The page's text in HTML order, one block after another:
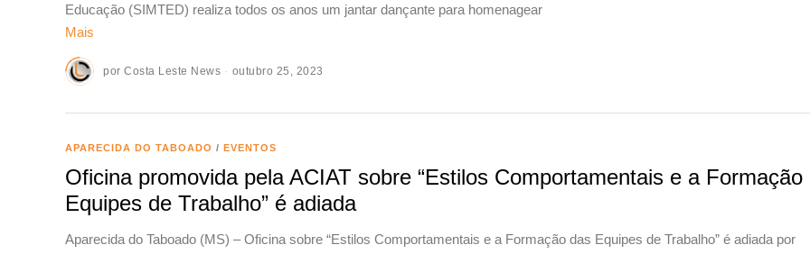
Educação (SIMTED) realiza todos os anos um jantar dançante para homenagear
Mais
por Costa Leste News outubro 25, 2023
APARECIDA DO TABOADO / EVENTOS
Oficina promovida pela ACIAT sobre “Estilos Comportamentais e a Formação
Equipes de Trabalho” é adiada
Aparecida do Taboado (MS) – Oficina sobre “Estilos Comportamentais e a Formação das Equipes de Trabalho” é adiada por